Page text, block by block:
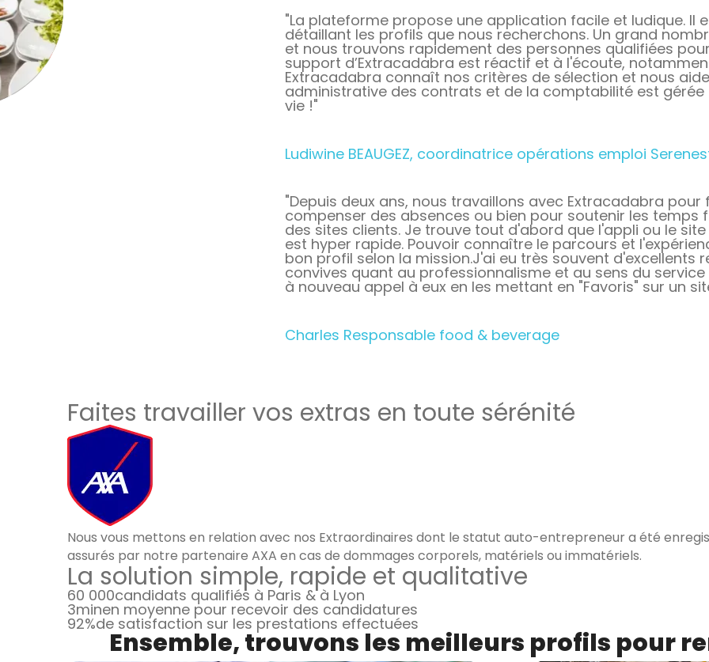
"La plateforme propose une application facile et ludique. Il
détaillant les profils que nous recherchons. Un grand
et nous trouvons rapidement des personnes qualifiées
support d’Extracadabra est réactif et à l'écoute,
Extracadabra connaît nos critères de sélection et nous
administrative des contrats et de la comptabilité est
vie !"
Ludiwine BEAUGEZ, coordinatrice opérations emploi
"Depuis deux ans, nous travaillons avec Extracadabra
compenser des absences ou bien pour soutenir les temps
des sites clients. Je trouve tout d'abord que l'appli ou le
est hyper rapide. Pouvoir connaître le parcours et
bon profil selon la mission.J'ai eu très souvent d'excellents
convives quant au professionnalisme et au sens du
à nouveau appel à eux en les mettant en "Favoris" sur un
Charles Responsable food & beverage
Faites travailler vos extras en toute sérénité
Nous vous mettons en relation avec nos Extraordinaires dont le statut auto-entrepreneur a été
assurés par notre partenaire AXA en cas de dommages corporels, matériels ou immatériels.
La solution simple, rapide et qualitative
60 000candidats qualifiés à Paris & à Lyon
3minen moyenne pour recevoir des candidatures
92%de satisfaction sur les prestations effectuées
Ensemble, trouvons les meilleurs profils pour